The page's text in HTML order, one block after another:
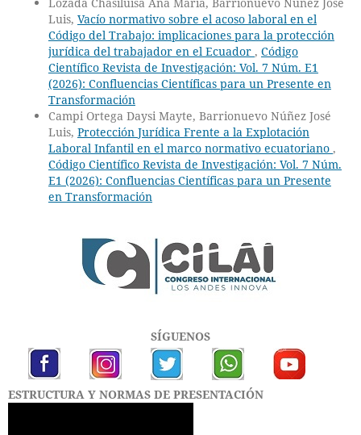
Luis, Vacío normativo sobre el acoso laboral en el
Código del Trabajo: implicaciones para la protección
jurídica del trabajador en el Ecuador , Código
Científico Revista de Investigación: Vol. 7 Núm. E1
(2026): Confluencias Científicas para un Presente en
Transformación
Campi Ortega Daysi Mayte, Barrionuevo Núñez José
Luis, Protección Jurídica Frente a la Explotación
Laboral Infantil en el marco normativo ecuatoriano ,
Código Científico Revista de Investigación: Vol. 7 Núm.
E1 (2026): Confluencias Científicas para un Presente
en Transformación
SÍGUENOS
ESTRUCTURA Y NORMAS DE PRESENTACIÓN